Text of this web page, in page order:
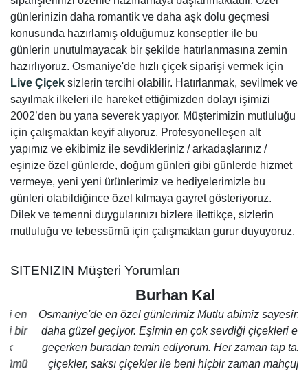
günlerinizin daha romantik ve daha aşk dolu geçmesi
konusunda hazırlamış olduğumuz konseptler ile bu
günlerin unutulmayacak bir şekilde hatırlanmasına zemin
hazırlıyoruz. Osmaniye'de hızlı çiçek siparişi vermek için
Live Çiçek sizlerin tercihi olabilir. Hatırlanmak, sevilmek ve
sayılmak ilkeleri ile hareket ettiğimizden dolayı işimizi
2002’den bu yana severek yapıyor. Müşterimizin mutluluğu
için çalışmaktan keyif alıyoruz. Profesyonelleşen alt
yapımız ve ekibimiz ile sevdikleriniz / arkadaşlarınız /
eşinize özel günlerde, doğum günleri gibi günlerde hizmet
vermeye, yeni yeni ürünlerimiz ve hediyelerimizle bu
günleri olabildiğince özel kılmaya gayret gösteriyoruz.
Dilek ve temenni duygularınızı bizlere ilettikçe, sizlerin
mutluluğu ve tebessümü için çalışmaktan gurur duyuyoruz.
SITENIZIN Müşteri Yorumları
Burhan Kal
Osmaniye'de en özel günlerimiz Mutlu abimiz sayesinde
daha güzel geçiyor. Eşimin en çok sevdiği çiçekleri eve
geçerken buradan temin ediyorum. Her zaman tap taze
çiçekler, saksı çiçekler ile beni hiçbir zaman mahçup
Geri İleri